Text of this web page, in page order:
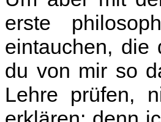
erste
eintauchen, die
du von mir so
Lehre prüfen,